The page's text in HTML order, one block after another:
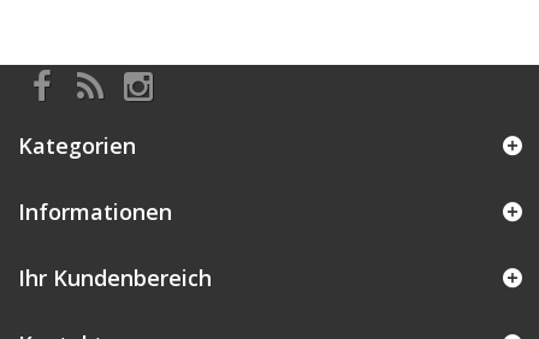
Kategorien
Informationen
Ihr Kundenbereich